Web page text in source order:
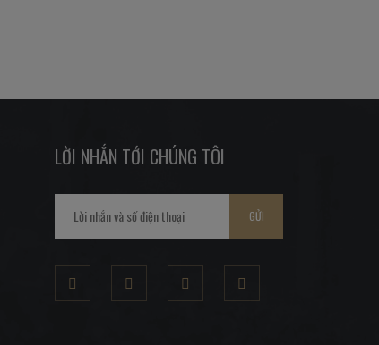
LỜI NHẮN TỚI CHÚNG TÔI
GỬI